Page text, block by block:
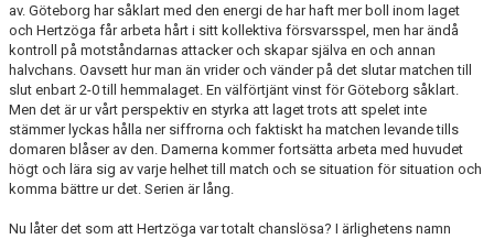
av. Göteborg har såklart med den energi de har haft mer boll inom laget
och Hertzöga får arbeta hårt i sitt kollektiva försvarsspel, men har ändå
kontroll på motståndarnas attacker och skapar själva en och annan
halvchans. Oavsett hur man än vrider och vänder på det slutar matchen till
slut enbart 2-0 till hemmalaget. En välförtjänt vinst för Göteborg såklart.
Men det är ur vårt perspektiv en styrka att laget trots att spelet inte
stämmer lyckas hålla ner siffrorna och faktiskt ha matchen levande tills
domaren blåser av den. Damerna kommer fortsätta arbeta med huvudet
högt och lära sig av varje helhet till match och se situation för situation och
komma bättre ur det. Serien är lång.
Nu låter det som att Hertzöga var totalt chanslösa? I ärlighetens namn